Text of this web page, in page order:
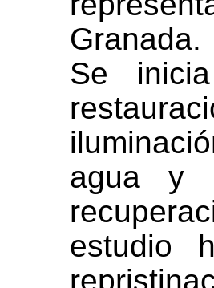
Granada.
Se
agua y
estudio